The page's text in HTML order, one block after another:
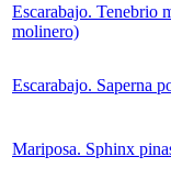
Escarabajo. Tenebrio
molinero)
Escarabajo. Saperna
Mariposa. Sphinx